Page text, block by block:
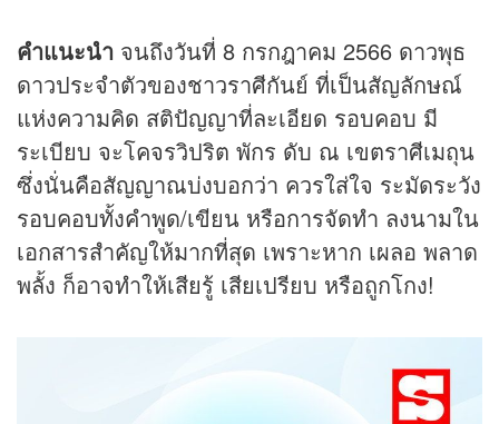
คำแนะนำ จนถึงวันที่ 8 กรกฎาคม 2566 ดาวพุธ
ดาวประจำตัวของชาวราศีกันย์ ที่เป็นสัญลักษณ์
แห่งความคิด สติปัญญาที่ละเอียด รอบคอบ มี
ระเบียบ จะโคจรวิปริต พักร ดับ ณ เขตราศีเมถุน
ซึ่งนั่นคือสัญญาณบ่งบอกว่า ควรใส่ใจ ระมัดระวัง
รอบคอบทั้งคำพูด/เขียน หรือการจัดทำ ลงนามใน
เอกสารสำคัญให้มากที่สุด เพราะหาก เผลอ พลาด
พลั้ง ก็อาจทำให้เสียรู้ เสียเปรียบ หรือถูกโกง!